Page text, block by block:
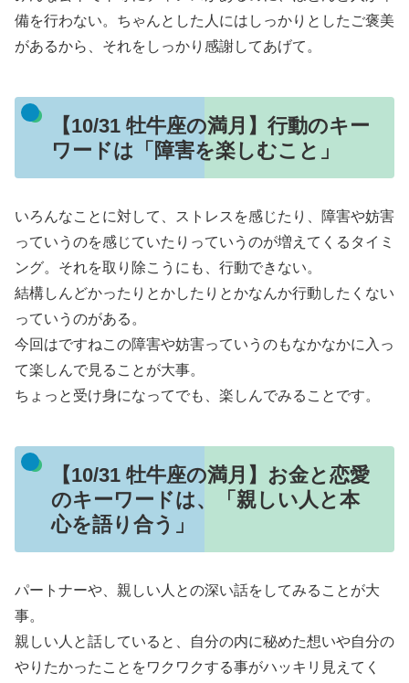
備を行わない。ちゃんとした人にはしっかりとしたご褒美
があるから、それをしっかり感謝してあげて。
【10/31 牡牛座の満月】行動のキー
ワードは「障害を楽しむこと」
いろんなことに対して、ストレスを感じたり、障害や妨害
っていうのを感じていたりっていうのが増えてくるタイミ
ング。それを取り除こうにも、行動できない。
結構しんどかったりとかしたりとかなんか行動したくない
っていうのがある。
今回はですねこの障害や妨害っていうのもなかなかに入っ
て楽しんで見ることが大事。
ちょっと受け身になってでも、楽しんでみることです。
【10/31 牡牛座の満月】お金と恋愛
のキーワードは、「親しい人と本
心を語り合う」
パートナーや、親しい人との深い話をしてみることが大
事。
親しい人と話していると、自分の内に秘めた想いや自分の
やりたかったことをワクワクする事がハッキリ見えてく